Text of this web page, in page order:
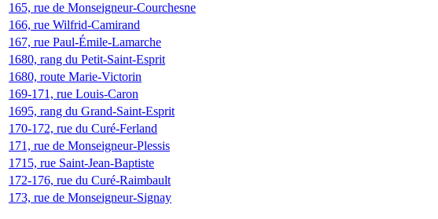
165, rue de Monseigneur-Courchesne
166, rue Wilfrid-Camirand
167, rue Paul-Émile-Lamarche
1680, rang du Petit-Saint-Esprit
1680, route Marie-Victorin
169-171, rue Louis-Caron
1695, rang du Grand-Saint-Esprit
170-172, rue du Curé-Ferland
171, rue de Monseigneur-Plessis
1715, rue Saint-Jean-Baptiste
172-176, rue du Curé-Raimbault
173, rue de Monseigneur-Signay